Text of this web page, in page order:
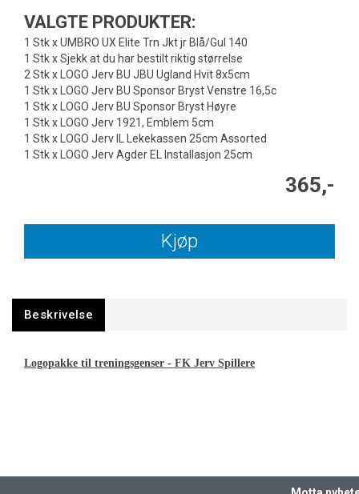
VALGTE PRODUKTER:
1 Stk x UMBRO UX Elite Trn Jkt jr Blå/Gul 140
1 Stk x Sjekk at du har bestilt riktig størrelse
2 Stk x LOGO Jerv BU JBU Ugland Hvit 8x5cm
1 Stk x LOGO Jerv BU Sponsor Bryst Venstre 16,5c
1 Stk x LOGO Jerv BU Sponsor Bryst Høyre
1 Stk x LOGO Jerv 1921, Emblem 5cm
1 Stk x LOGO Jerv IL Lekekassen 25cm Assorted
1 Stk x LOGO Jerv Agder EL Installasjon 25cm
365,-
Kjøp
Beskrivelse
Logopakke til treningsgenser - FK Jerv Spillere